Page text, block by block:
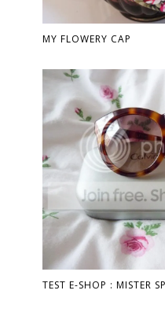
MY FLOWERY CAP
TEST E-SHOP : MISTER